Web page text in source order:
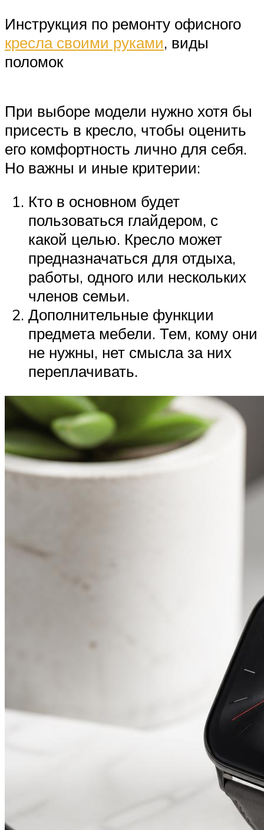
Инструкция по ремонту офисного
кресла своими руками, виды
поломок
При выборе модели нужно хотя бы
присесть в кресло, чтобы оценить
его комфортность лично для себя.
Но важны и иные критерии:
Кто в основном будет
пользоваться глайдером, с
какой целью. Кресло может
предназначаться для отдыха,
работы, одного или нескольких
членов семьи.
Дополнительные функции
предмета мебели. Тем, кому они
не нужны, нет смысла за них
переплачивать.